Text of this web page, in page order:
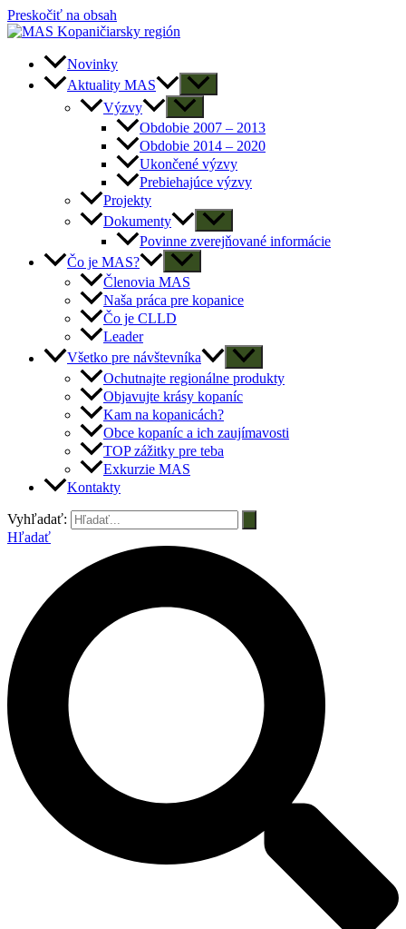
Preskočiť na obsah
Novinky
Aktuality MAS
Výzvy
Obdobie 2007 – 2013
Obdobie 2014 – 2020
Ukončené výzvy
Prebiehajúce výzvy
Projekty
Dokumenty
Povinne zverejňované informácie
Čo je MAS?
Členovia MAS
Naša práca pre kopanice
Čo je CLLD
Leader
Všetko pre návštevníka
Ochutnajte regionálne produkty
Objavujte krásy kopaníc
Kam na kopanicách?
Obce kopaníc a ich zaujímavosti
TOP zážitky pre teba
Exkurzie MAS
Kontakty
Vyhľadať:
Hľadať